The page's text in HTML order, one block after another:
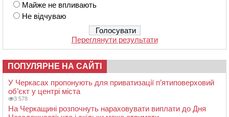
Майже не впливають
Не відчуваю
Переглянути результати
ПОПУЛЯРНЕ НА САЙТІ
У Черкасах пропонують для приватизації п’ятиповерховий
об’єкт у центрі міста
3 578
На Черкащині розпочнуть нараховувати виплати до Дня